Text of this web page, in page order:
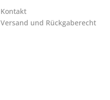
Kontakt
Versand und Rückgaberecht